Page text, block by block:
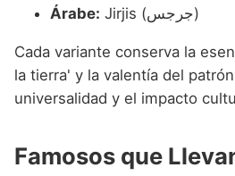
Árabe:
Jirjis (جرجس)
Cada variante conserva la
la tierra' y la valentía del
universalidad y el impacto
Famosos que